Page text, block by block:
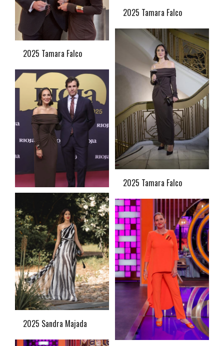
2025 Tamara Falco
2025 Tamara Falco
2025 Tamara Falco
2025 Sandra Majada